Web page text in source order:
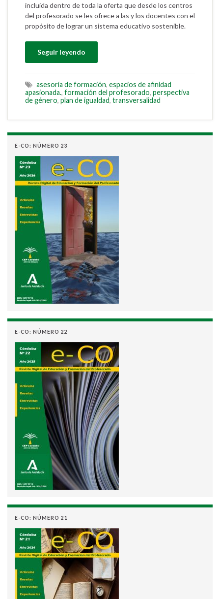
incluida dentro de toda la oferta que desde los centros
del profesorado se les ofrece a las y los docentes con el
propósito de lograr un sistema educativo sostenible.
Seguir leyendo
asesoría de formación, espacios de afinidad
apasionada., formación del profesorado, perspectiva
de género, plan de igualdad, transversalidad
E-CO: NÚMERO 23
E-CO: NÚMERO 22
E-CO: NÚMERO 21